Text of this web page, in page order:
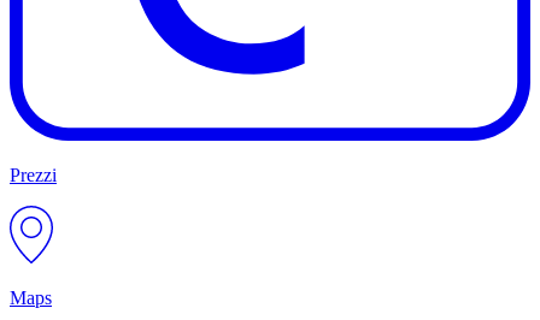
Prezzi
Maps